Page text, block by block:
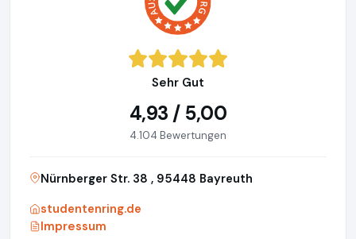
Sehr Gut
4,93 / 5,00
4.104 Bewertungen
Nürnberger Str. 38 , 95448 Bayreuth
studentenring.de
Impressum